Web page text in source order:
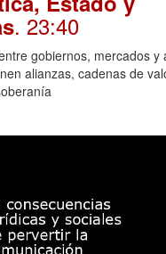
. 23:40
gobiernos, mercados y
alianzas, cadenas de